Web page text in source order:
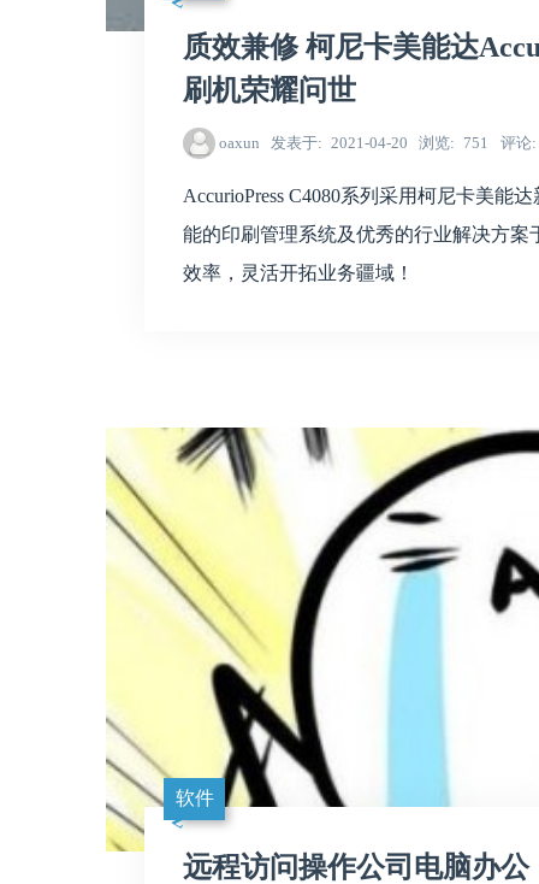
质效兼修 柯尼卡美能达
刷机荣耀问世
oaxun 发表于 2021-04-20 浏览 751 评论
AccurioPress C4080系列采用柯尼卡美能
能的印刷管理系统及优秀的行业解决方
效率，灵活开拓业务疆域！
软件
远程访问操作公司电脑办